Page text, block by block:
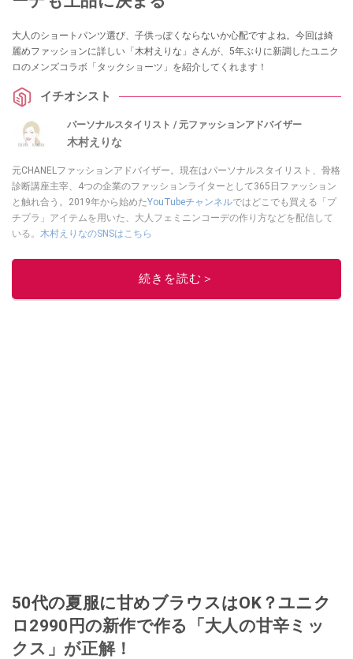
大人のショートパンツ選び、子供っぽくならないか心配ですよね。今回は綺
麗めファッションに詳しい「木村えりな」さんが、5年ぶりに新調したユニク
ロのメンズコラボ「タックショーツ」を紹介してくれます！
イチオシスト
パーソナルスタイリスト / 元ファッションアドバイザー
木村えりな
元CHANELファッションアドバイザー。現在はパーソナルスタイリスト、骨格
診断講座主宰、4つの企業のファッションライターとして365日ファッション
と触れ合う。2019年から始めたYouTubeチャンネルではどこでも買える「プ
チプラ」アイテムを用いた、大人フェミニンコーデの作り方などを配信して
いる。 木村えりなのSNSはこちら
このイチオシストの他の記事を読む
続きを読む＞
50代の夏服に甘めブラウスはOK？ユニク
ロ2990円の新作で作る「大人の甘辛ミッ
クス」が正解！